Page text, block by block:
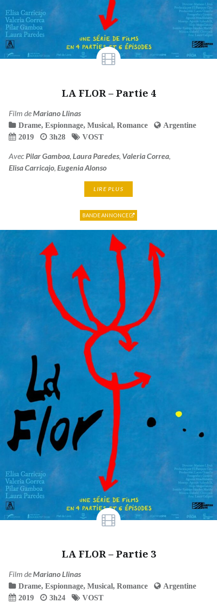
LA FLOR – Partie 4
Film de Mariano Llinas
Drame, Espionnage, Musical, Romance
Argentine
2019
3h28 VOST
Avec Pilar Gamboa, Laura Paredes, Valeria Correa,
Elisa Carricajo, Eugenia Alonso
LIRE PLUS
BANDE ANNONCE
LA FLOR – Partie 3
Film deMariano Llinas
Drame, Espionnage, Musical, Romance
Argentine
2019
3h24 VOST